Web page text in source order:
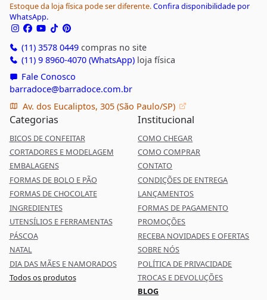
Estoque da loja física pode ser diferente.Confira disponibilidade por
WhatsApp.
(11) 3578 0449compras no site
(11) 9 8960-4070 (WhatsApp)loja física
Fale Conosco
barradoce@barradoce.com.br
Av. dos Eucaliptos, 305 (São Paulo/SP)
Categorias
BICOS DE CONFEITAR
CORTADORES E MODELAGEM
EMBALAGENS
FORMAS DE BOLO E PÃO
FORMAS DE CHOCOLATE
INGREDIENTES
UTENSÍLIOS E FERRAMENTAS
PÁSCOA
NATAL
DIA DAS MÃES E NAMORADOS
Todos os produtos
Institucional
COMO CHEGAR
COMO COMPRAR
CONTATO
CONDIÇÕES DE ENTREGA
LANÇAMENTOS
FORMAS DE PAGAMENTO
PROMOÇÕES
RECEBA NOVIDADES E OFERTAS
SOBRE NÓS
POLÍTICA DE PRIVACIDADE
TROCAS E DEVOLUÇÕES
BLOG